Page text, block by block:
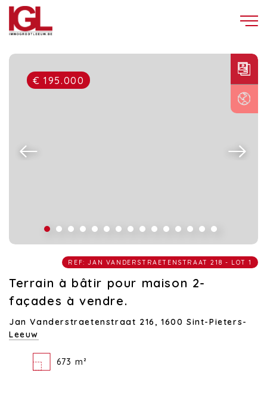
€ 195.000
REF: JAN VANDERSTRAETENSTRAAT 218 - LOT 1
Terrain à bâtir pour maison 2-
façades à vendre.
Jan Vanderstraetenstraat 216,1600 Sint-Pieters-
Leeuw
673 m²